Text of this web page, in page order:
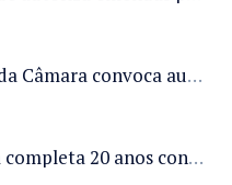
Comissão externa da Câmara convoca audiência pública sobre chuvas na Zona da Mata de Minas Gerais e impactos em Juiz de Fora
Lei Maria da Penha completa 20 anos consolidada como norma de proteção e medidas protetivas no Brasil